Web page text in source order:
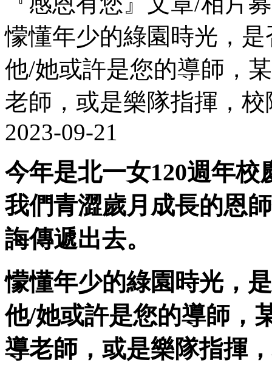
懞懂年少的綠園時光，
他/她或許是您的導師，
老師，或是樂隊指揮，
2023-09-21
今年是北一女120週年
我們青澀歲月成長的恩
誨傳遞出去。
懞懂年少的綠園時光，
他/她或許是您的導師，
導老師，或是樂隊指揮